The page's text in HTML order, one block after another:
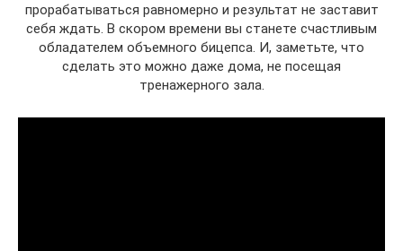
прорабатываться равномерно и результат не заставит
себя ждать. В скором времени вы станете счастливым
обладателем объемного бицепса. И, заметьте, что
сделать это можно даже дома, не посещая
тренажерного зала.